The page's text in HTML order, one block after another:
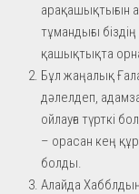
арақашықтығын
тұмандығы
қашықтықта
Бұл жаңалық
дәлелдеп,
ойлауға түрткі
– орасан кең
болды.
Алайда